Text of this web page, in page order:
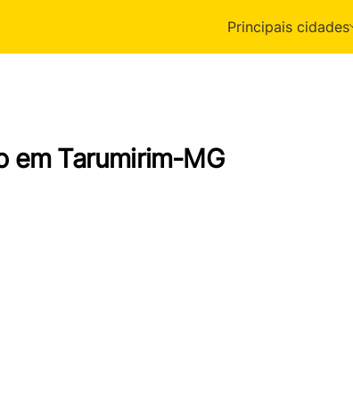
Principais cidades
em Tarumirim-MG